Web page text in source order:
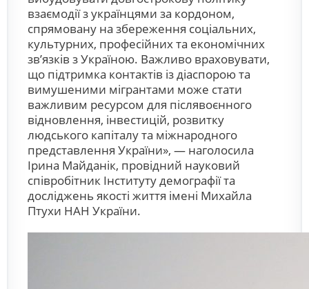
взаємодії з українцями за кордоном,
спрямовану на збереження соціальних,
культурних, професійних та економічних
зв’язків з Україною. Важливо враховувати,
що підтримка контактів із діаспорою та
вимушеними мігрантами може стати
важливим ресурсом для післявоєнного
відновлення, інвестицій, розвитку
людського капіталу та міжнародного
представлення України», — наголосила
Ірина Майданік, провідний науковий
співробітник Інституту демографії та
досліджень якості життя імені Михайла
Птухи НАН України.